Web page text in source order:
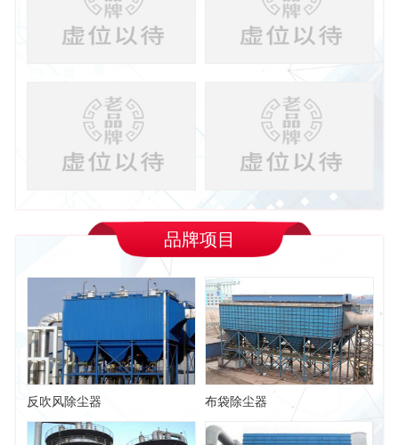
品牌项目
反吹风除尘器 布袋除尘器